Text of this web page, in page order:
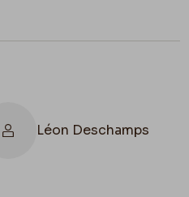
Léon Deschamps